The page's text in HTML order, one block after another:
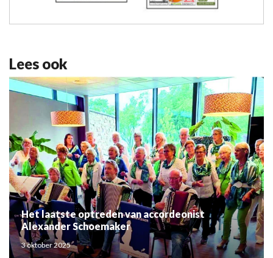
Lees ook
Het laatste optreden van accordeonist
Alexander Schoemaker
3 oktober 2025